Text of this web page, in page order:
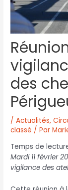
des
/Actualités,
classé / Par
Temps de
Mardi 11 février
vigilance des